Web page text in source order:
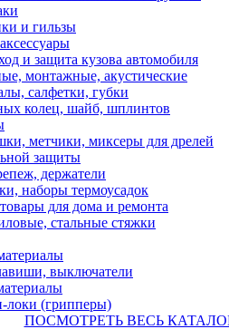
и гильзы
и защита кузова автомобиля
монтажные, акустические
салфетки, губки
колец, шайб, шплинтов
метчики, миксеры для дрелей
защиты
держатели
наборы термоусадок
для дома и ремонта
стальные стяжки
выключатели
локи (грипперы)
ПОСМОТРЕТЬ ВЕСЬ